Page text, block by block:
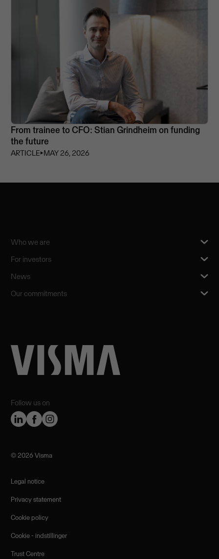
From trainee to CFO: Stian Grindheim on funding
the future
ARTICLE⏵MAY 26, 2026
Follow us on
Who we are
For investors
News
Our commitments
©️ 2026 Visma
Legal notice
Privacy statement
Cookie policy
Cookie - indstillinger
Trust Centre